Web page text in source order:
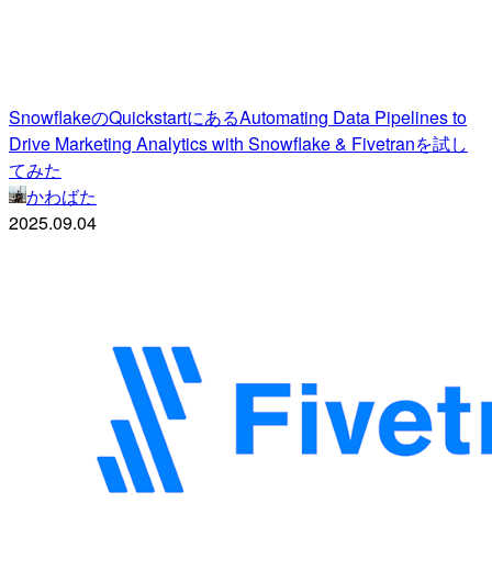
SnowflakeのQuickstartにあるAutomating Data Pipelines to
Drive Marketing Analytics with Snowflake & Fivetranを試し
てみた
かわばた
2025.09.04